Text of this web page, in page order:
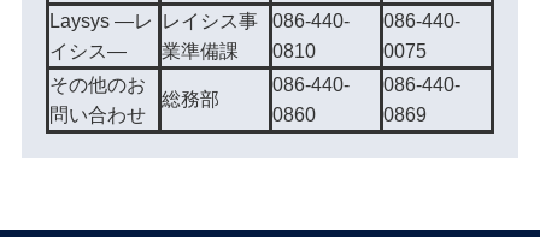
Laysys ―レ
イシス―
レイシス事
業準備課
086-440-
0810
086-440-
0075
その他のお
問い合わせ
総務部
086-440-
0860
086-440-
0869